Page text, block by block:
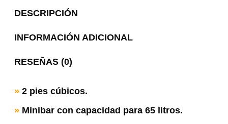
DESCRIPCIÓN
INFORMACIÓN ADICIONAL
RESEÑAS (0)
» 2 pies cúbicos.
» Minibar con capacidad para 65 litros.